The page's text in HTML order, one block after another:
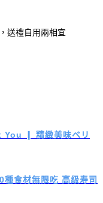
送禮自用兩相宜
You ❙ 精緻美味ベリ
食材無限吃 高級寿司